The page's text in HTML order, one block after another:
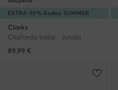
EXTRA -10% Kodas: SUMMER
Clarks
Oksfordo batai · Juoda
89,99 €